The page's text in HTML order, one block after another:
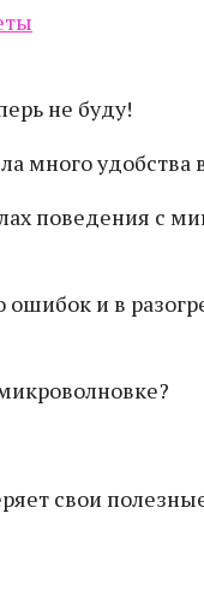
не буду!
много удобства
поведения с
и в
свои